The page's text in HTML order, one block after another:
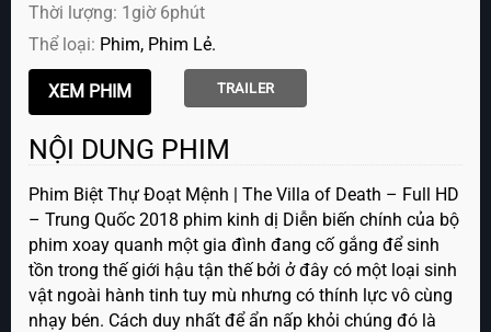
Thời lượng: 1giờ 6phút
Thể loại: Phim Phim Lẻ
TRAILER
NỘI DUNG PHIM
Phim Biệt Thự Đoạt Mệnh | The Villa of Death – Full HD
– Trung Quốc 2018 phim kinh dị Diễn biến chính của bộ
phim xoay quanh một gia đình đang cố gắng để sinh
tồn trong thế giới hậu tận thế bởi ở đây có một loại sinh
vật ngoài hành tinh tuy mù nhưng có thính lực vô cùng
nhạy bén. Cách duy nhất để ẩn nấp khỏi chúng đó là